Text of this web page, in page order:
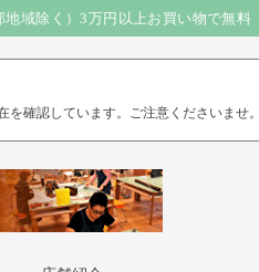
地域除く）3万円以上お買い物で無料
確認しています。ご注意くださいませ。